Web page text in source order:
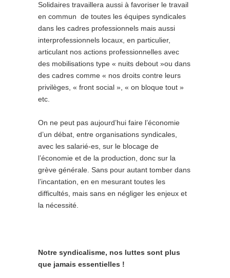
Solidaires travaillera aussi à favoriser le travail
en commun de toutes les équipes syndicales
dans les cadres professionnels mais aussi
interprofessionnels locaux, en particulier,
articulant nos actions professionnelles avec
des mobilisations type « nuits debout »ou dans
des cadres comme « nos droits contre leurs
privilèges, « front social », « on bloque tout »
etc.
On ne peut pas aujourd’hui faire l’économie
d’un débat, entre organisations syndicales,
avec les salarié-es, sur le blocage de
l’économie et de la production, donc sur la
grève générale. Sans pour autant tomber dans
l’incantation, en en mesurant toutes les
difficultés, mais sans en négliger les enjeux et
la nécessité.
Notre syndicalisme, nos luttes sont plus
que jamais essentielles !